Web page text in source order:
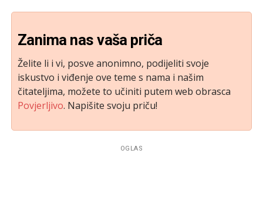
Zanima nas vaša priča
Želite li i vi, posve anonimno, podijeliti svoje
iskustvo i viđenje ove teme s nama i našim
čitateljima, možete to učiniti putem web obrasca
Povjerljivo. Napišite svoju priču!
OGLAS